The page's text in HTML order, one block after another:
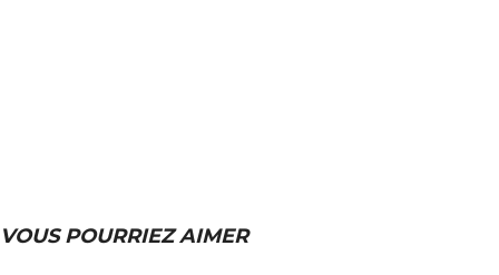
VOUS POURRIEZ AIMER